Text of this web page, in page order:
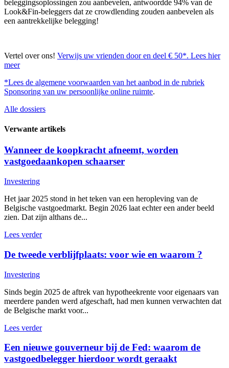
beleggingsoplossingen zou aanbevelen, antwoordde 94% van de
Look&Fin-beleggers dat ze crowdlending zouden aanbevelen als
een aantrekkelijke belegging!
Vertel over ons! Verwijs uw vrienden door en deel € 50*. Lees hier
meer
*Lees de algemene voorwaarden van het aanbod in de rubriek
Sponsoring van uw persoonlijke online ruimte.
Alle dossiers
Verwante artikels
Wanneer de koopkracht afneemt, worden
vastgoedaankopen schaarser
Investering
Het jaar 2025 stond in het teken van een heropleving van de
Belgische vastgoedmarkt. Begin 2026 laat echter een ander beeld
zien. Dat zijn althans de...
Lees verder
De tweede verblijfplaats: voor wie en waarom ?
Investering
Sinds begin 2025 de aftrek van hypotheekrente voor eigenaars van
meerdere panden werd afgeschaft, had men kunnen verwachten dat
de Belgische markt voor...
Lees verder
Een nieuwe gouverneur bij de Fed: waarom de
vastgoedbelegger hierdoor wordt geraakt